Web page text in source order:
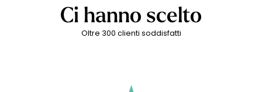
Ci hanno scelto
Oltre 300 clienti soddisfatti